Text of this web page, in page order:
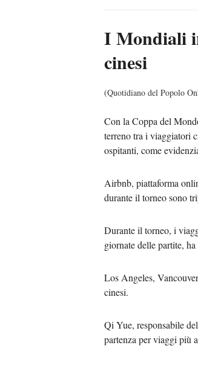
I Mondiali
cinesi
(Quotidiano del Popolo
Con la Coppa del
terreno tra i viaggiatori
ospitanti, come
Airbnb, piattaforma
durante il torneo sono
Durante il torneo, i
giornate delle partite,
Los Angeles,
cinesi.
Qi Yue, responsabile
partenza per viaggi più